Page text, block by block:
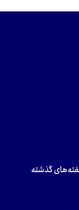
گذشته